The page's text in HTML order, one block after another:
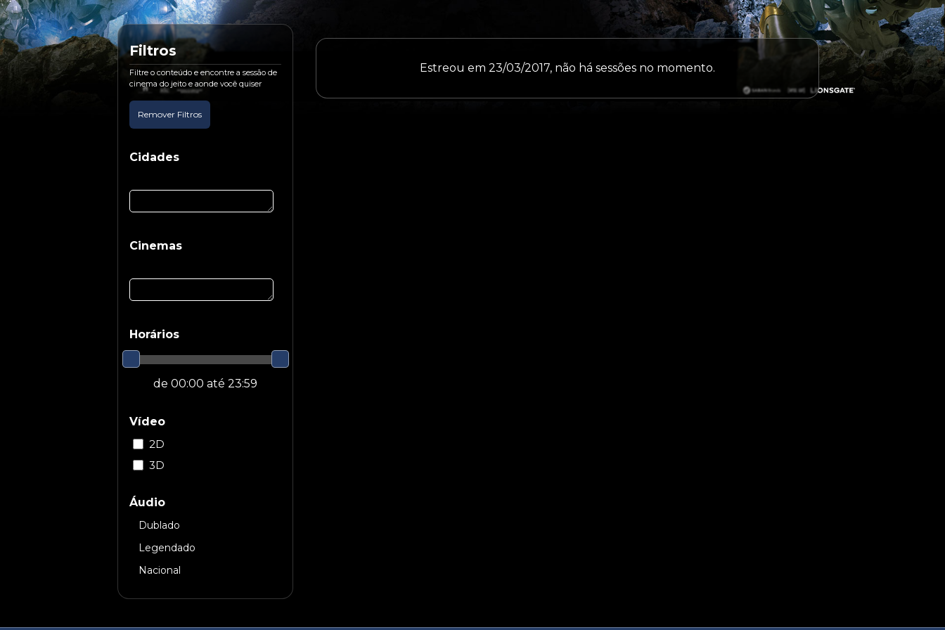
Filtros
Filtre o conteúdo e encontre a sessão de
cinema do jeito e aonde você quiser
Remover Filtros
Cidades
Cinemas
Horários
Vídeo
2D
3D
Áudio
Dublado
Legendado
Nacional
Estreou em 23/03/2017, não há sessões no momento.